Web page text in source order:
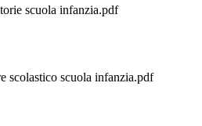
scuola infanzia.pdf
scolastico scuola infanzia.pdf